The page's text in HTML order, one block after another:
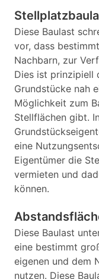
Diese Baulast
vor, dass
Nachbarn, zur
Dies ist prinzipiell
Grundstücke nah
Möglichkeit zum
Stellflächen gibt.
eine
Eigentümer die
vermieten und
können.
Diese Baulast
eine bestimmt
eigenen und dem
nutzen. Diese